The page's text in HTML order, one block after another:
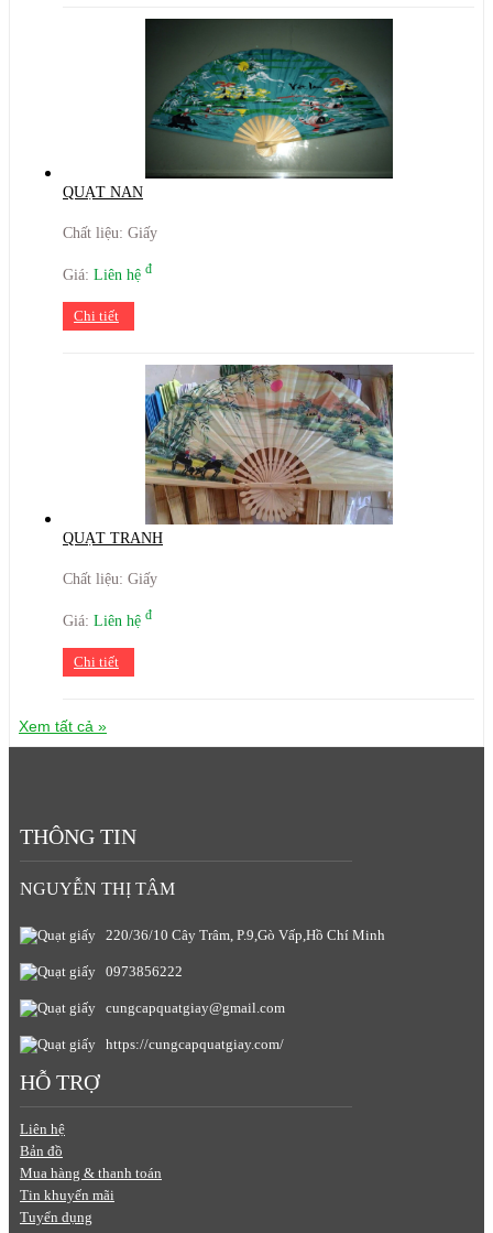
QUẠT NAN
Chất liệu: Giấy
Giá: Liên hệ đ
Chi tiết
QUẠT TRANH
Chất liệu: Giấy
Giá: Liên hệ đ
Chi tiết
Xem tất cả »
THÔNG TIN
NGUYỄN THỊ TÂM
220/36/10 Cây Trâm, P.9,Gò Vấp,Hồ Chí Minh
0973856222
cungcapquatgiay@gmail.com
https://cungcapquatgiay.com/
HỖ TRỢ
Liên hệ
Bản đồ
Mua hàng & thanh toán
Tin khuyến mãi
Tuyển dụng